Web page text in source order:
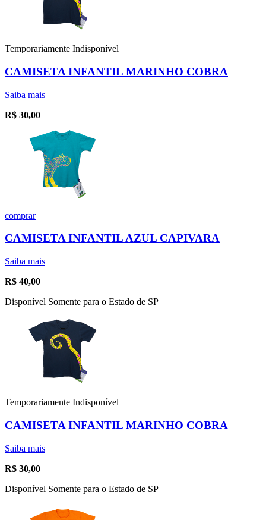
Temporariamente Indisponível
CAMISETA INFANTIL MARINHO COBRA
Saiba mais
R$ 30,00
comprar
CAMISETA INFANTIL AZUL CAPIVARA
Saiba mais
R$ 40,00
Disponível Somente para o Estado de SP
Temporariamente Indisponível
CAMISETA INFANTIL MARINHO COBRA
Saiba mais
R$ 30,00
Disponível Somente para o Estado de SP